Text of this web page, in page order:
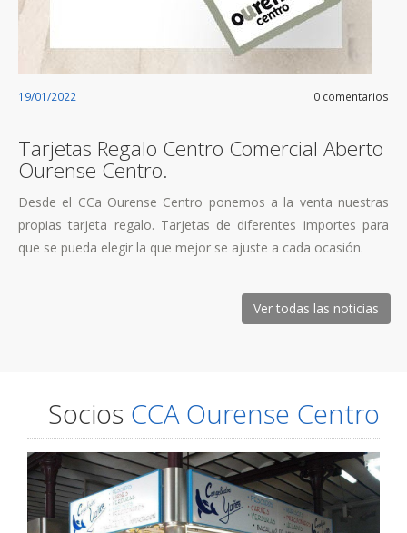
19/01/2022 0 comentarios
Tarjetas Regalo Centro Comercial Aberto
Ourense Centro.
Desde el CCa Ourense Centro ponemos a la venta nuestras
propias tarjeta regalo. Tarjetas de diferentes importes para
que se pueda elegir la que mejor se ajuste a cada ocasión.
Ver todas las noticias
Socios CCA Ourense Centro